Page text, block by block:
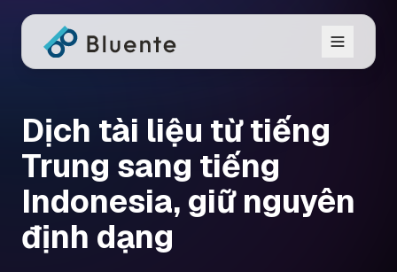
Dịch tài liệu từ tiếng
Trung sang tiếng
Indonesia, giữ nguyên
định dạng